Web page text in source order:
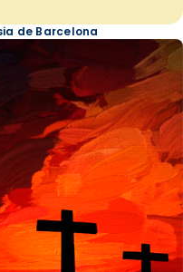
de Barcelona